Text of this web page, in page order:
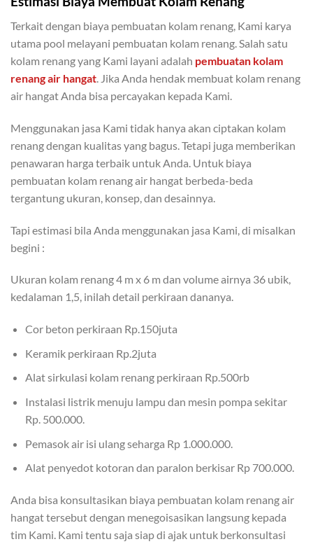
Terkait dengan biaya pembuatan kolam renang, Kami karya
utama pool melayani pembuatan kolam renang. Salah satu
kolam renang yang Kami layani adalah pembuatan kolam
renang air hangat. Jika Anda hendak membuat kolam renang
air hangat Anda bisa percayakan kepada Kami.
Menggunakan jasa Kami tidak hanya akan ciptakan kolam
renang dengan kualitas yang bagus. Tetapi juga memberikan
penawaran harga terbaik untuk Anda. Untuk biaya
pembuatan kolam renang air hangat berbeda-beda
tergantung ukuran, konsep, dan desainnya.
Tapi estimasi bila Anda menggunakan jasa Kami, di misalkan
begini :
Ukuran kolam renang 4 m x 6 m dan volume airnya 36 ubik,
kedalaman 1,5, inilah detail perkiraan dananya.
Cor beton perkiraan Rp.150juta
Keramik perkiraan Rp.2juta
Alat sirkulasi kolam renang perkiraan Rp.500rb
Instalasi listrik menuju lampu dan mesin pompa sekitar
Rp. 500.000.
Pemasok air isi ulang seharga Rp 1.000.000.
Alat penyedot kotoran dan paralon berkisar Rp 700.000.
Anda bisa konsultasikan biaya pembuatan kolam renang air
hangat tersebut dengan menegoisasikan langsung kepada
tim Kami. Kami tentu saja siap di ajak untuk berkonsultasi